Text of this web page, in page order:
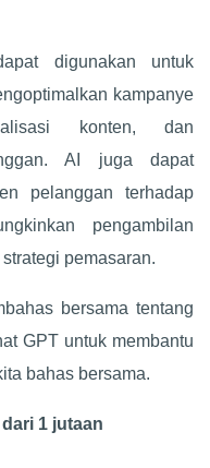
digunakan untuk
kampanye
konten, dan
AI juga dapat
pelanggan terhadap
pengambilan
pemasaran.
bersama tentang
GPT untuk membantu
bahas bersama.
1 jutaan